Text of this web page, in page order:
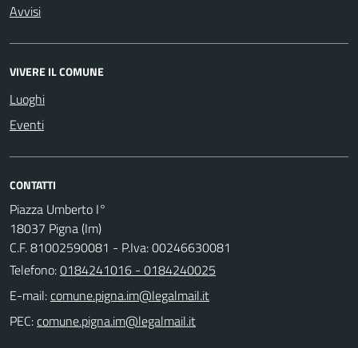
Avvisi
VIVERE IL COMUNE
Luoghi
Eventi
CONTATTI
Piazza Umberto I°
18037 Pigna (Im)
C.F. 81002590081 - P.Iva: 00246630081
Telefono:0184241016 - 0184240025
E-mail:
PEC: